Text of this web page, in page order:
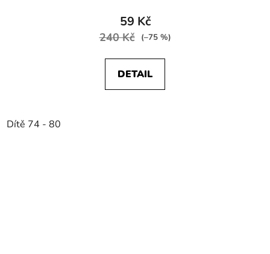
59 Kč
240 Kč (–75 %)
DETAIL
Dítě 74 - 80